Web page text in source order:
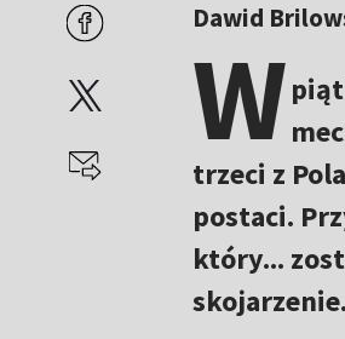
Dawid
W
trzeci z
postaci.
który...
skojarzenie.